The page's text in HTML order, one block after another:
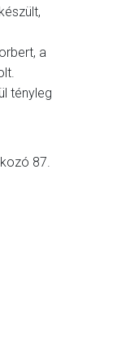
a
tényleg
87.